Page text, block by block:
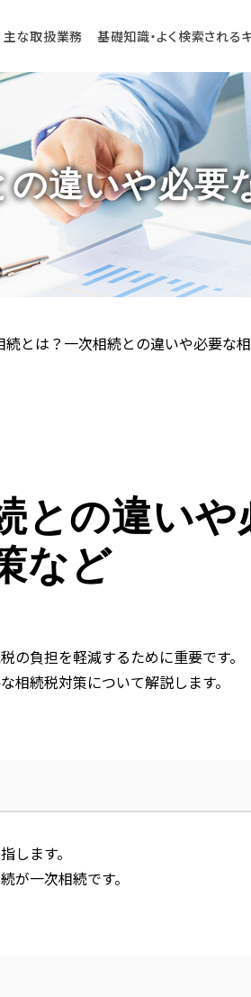
主な取扱業務 基礎知識・よく検索される
違いや必要
続とは？一次相続との違いや必要な
との違い
など
負担を軽減するために重要です。
続税対策について解説します。
します。
が一次相続です。